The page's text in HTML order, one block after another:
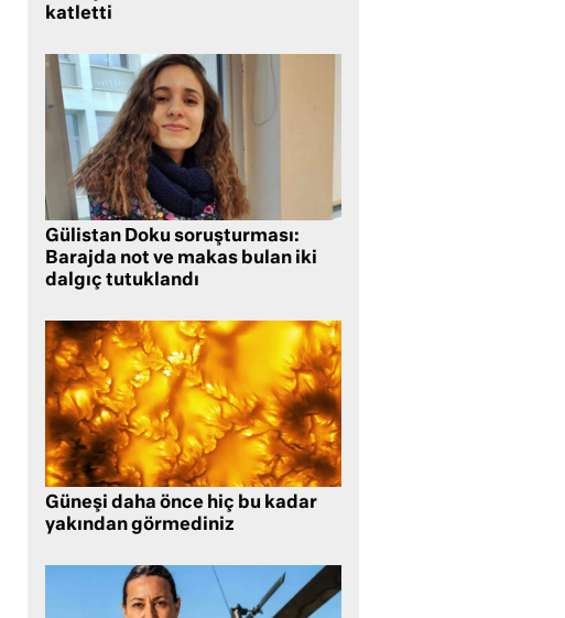
katletti
Gülistan Doku soruşturması:
Barajda not ve makas bulan iki
dalgıç tutuklandı
Güneşi daha önce hiç bu kadar
yakından görmediniz